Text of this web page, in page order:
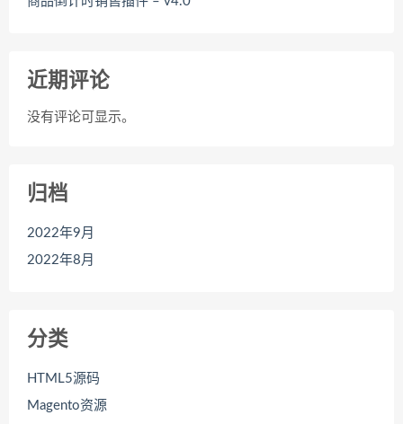
近期评论
没有评论可显示。
归档
2022年9月
2022年8月
分类
HTML5源码
Magento资源